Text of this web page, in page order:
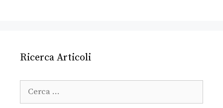
Ricerca Articoli